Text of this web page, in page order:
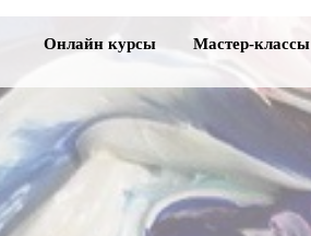
Онлайн курсы Мастер-классы